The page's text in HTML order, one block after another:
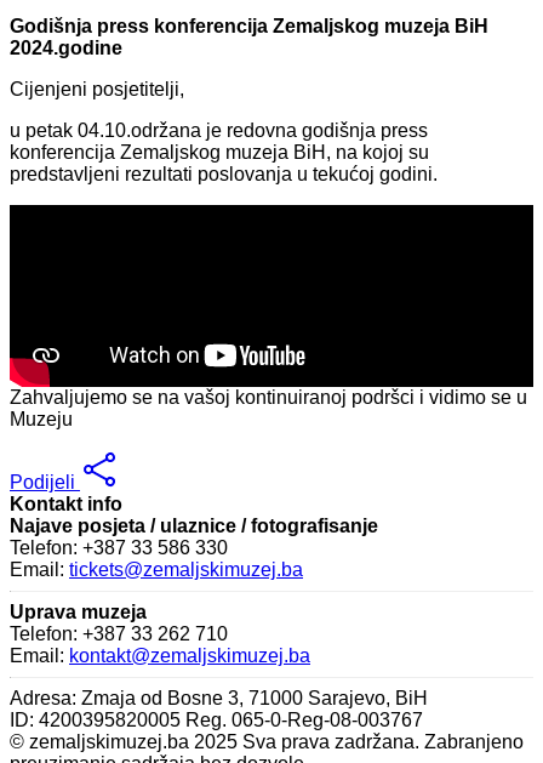
Godišnja press konferencija Zemaljskog muzeja BiH
2024.godine
Cijenjeni posjetitelji,
u petak 04.10.održana je redovna godišnja press
konferencija Zemaljskog muzeja BiH, na kojoj su
predstavljeni rezultati poslovanja u tekućoj godini.
Zahvaljujemo se na vašoj kontinuiranoj podršci i vidimo se u
Muzeju
Podijeli
Kontakt info
Najave posjeta / ulaznice / fotografisanje
Telefon: +387 33 586 330
Email: tickets@zemaljskimuzej.ba
Uprava muzeja
Telefon: +387 33 262 710
Email: kontakt@zemaljskimuzej.ba
Adresa: Zmaja od Bosne 3, 71000 Sarajevo, BiH
ID: 4200395820005 Reg. 065-0-Reg-08-003767
© zemaljskimuzej.ba 2025 Sva prava zadržana. Zabranjeno